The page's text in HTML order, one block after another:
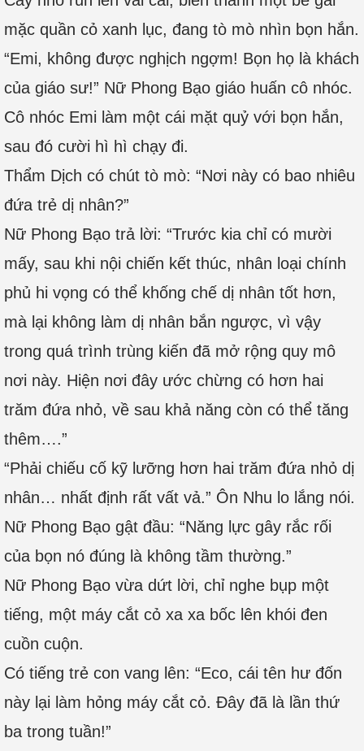
mặc quần cỏ xanh lục, đang tò mò nhìn bọn hắn.
“Emi, không được nghịch ngợm! Bọn họ là khách
của giáo sư!” Nữ Phong Bạo giáo huấn cô nhóc.
Cô nhóc Emi làm một cái mặt quỷ với bọn hắn,
sau đó cười hì hì chạy đi.
Thẩm Dịch có chút tò mò: “Nơi này có bao nhiêu
đứa trẻ dị nhân?”
Nữ Phong Bạo trả lời: “Trước kia chỉ có mười
mấy, sau khi nội chiến kết thúc, nhân loại chính
phủ hi vọng có thể khống chế dị nhân tốt hơn,
mà lại không làm dị nhân bắn ngược, vì vậy
trong quá trình trùng kiến đã mở rộng quy mô
nơi này. Hiện nơi đây ước chừng có hơn hai
trăm đứa nhỏ, về sau khả năng còn có thể tăng
thêm….”
“Phải chiếu cố kỹ lưỡng hơn hai trăm đứa nhỏ dị
nhân… nhất định rất vất vả.” Ôn Nhu lo lắng nói.
Nữ Phong Bạo gật đầu: “Năng lực gây rắc rối
của bọn nó đúng là không tầm thường.”
Nữ Phong Bạo vừa dứt lời, chỉ nghe bụp một
tiếng, một máy cắt cỏ xa xa bốc lên khói đen
cuồn cuộn.
Có tiếng trẻ con vang lên: “Eco, cái tên hư đốn
này lại làm hỏng máy cắt cỏ. Đây đã là lần thứ
ba trong tuần!”